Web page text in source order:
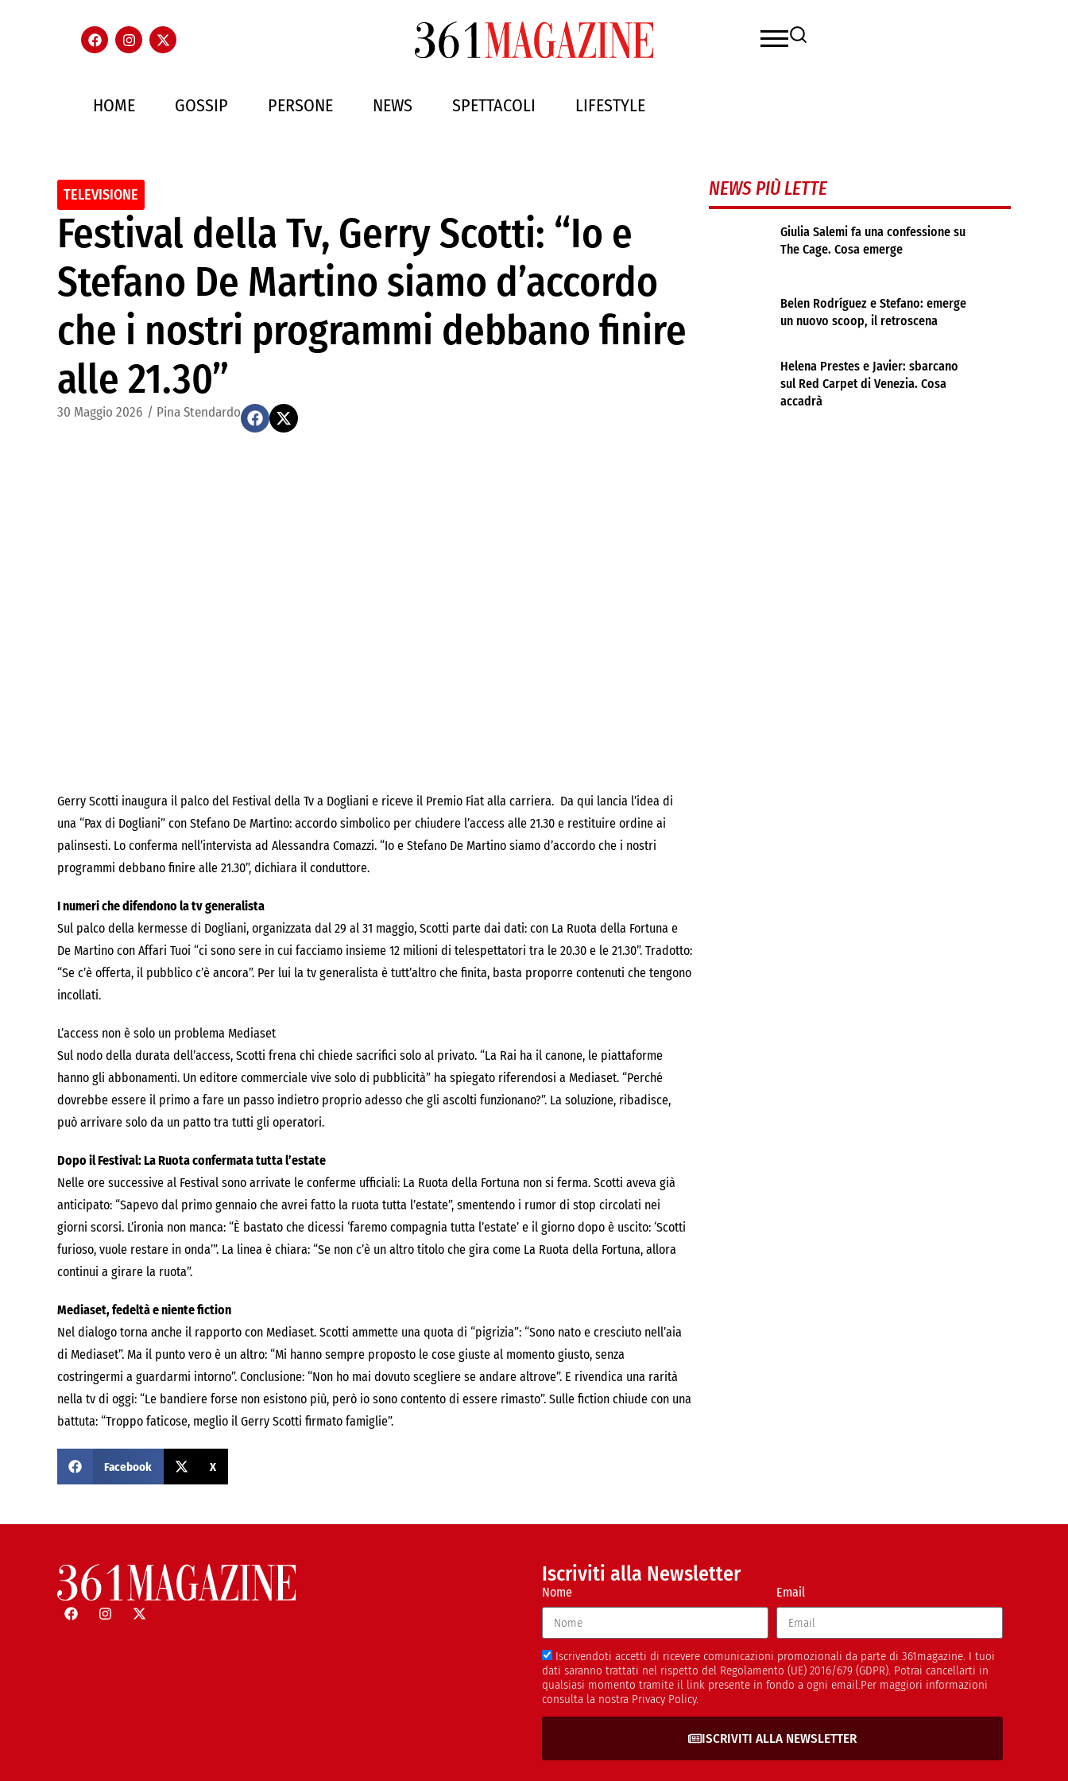
HOME GOSSIP PERSONE NEWS SPETTACOLI LIFESTYLE
TELEVISIONE
Festival della Tv, Gerry Scotti: “Io e
Stefano De Martino siamo d’accordo
che i nostri programmi debbano finire
alle 21.30”
30 Maggio 2026 / Pina Stendardo
Gerry Scotti inaugura il palco del Festival della Tv a Dogliani e riceve il Premio Fiat alla carriera. Da qui lancia l’idea di
una “Pax di Dogliani” con Stefano De Martino: accordo simbolico per chiudere l’access alle 21.30 e restituire ordine ai
palinsesti. Lo conferma nell’intervista ad Alessandra Comazzi. “Io e Stefano De Martino siamo d’accordo che i nostri
programmi debbano finire alle 21.30”, dichiara il conduttore.
I numeri che difendono la tv generalista
Sul palco della kermesse di Dogliani, organizzata dal 29 al 31 maggio, Scotti parte dai dati: con La Ruota della Fortuna e
De Martino con Affari Tuoi “ci sono sere in cui facciamo insieme 12 milioni di telespettatori tra le 20.30 e le 21.30”. Tradotto:
“Se c’è offerta, il pubblico c’è ancora”. Per lui la tv generalista è tutt’altro che finita, basta proporre contenuti che tengono
incollati.
L’access non è solo un problema Mediaset
Sul nodo della durata dell’access, Scotti frena chi chiede sacrifici solo al privato. “La Rai ha il canone, le piattaforme
hanno gli abbonamenti. Un editore commerciale vive solo di pubblicità” ha spiegato riferendosi a Mediaset. “Perché
dovrebbe essere il primo a fare un passo indietro proprio adesso che gli ascolti funzionano?”. La soluzione, ribadisce,
può arrivare solo da un patto tra tutti gli operatori.
Dopo il Festival: La Ruota confermata tutta l’estate
Nelle ore successive al Festival sono arrivate le conferme ufficiali: La Ruota della Fortuna non si ferma. Scotti aveva già
anticipato: “Sapevo dal primo gennaio che avrei fatto la ruota tutta l’estate”, smentendo i rumor di stop circolati nei
giorni scorsi. L’ironia non manca: “È bastato che dicessi ‘faremo compagnia tutta l’estate’ e il giorno dopo è uscito: ‘Scotti
furioso, vuole restare in onda’”. La linea è chiara: “Se non c’è un altro titolo che gira come La Ruota della Fortuna, allora
continui a girare la ruota”.
Mediaset, fedeltà e niente fiction
Nel dialogo torna anche il rapporto con Mediaset. Scotti ammette una quota di “pigrizia”: “Sono nato e cresciuto nell’aia
di Mediaset”. Ma il punto vero è un altro: “Mi hanno sempre proposto le cose giuste al momento giusto, senza
costringermi a guardarmi intorno”. Conclusione: “Non ho mai dovuto scegliere se andare altrove”. E rivendica una rarità
nella tv di oggi: “Le bandiere forse non esistono più, però io sono contento di essere rimasto”. Sulle fiction chiude con una
battuta: “Troppo faticose, meglio il Gerry Scotti firmato famiglie”.
Facebook X
NEWS PIÙ LETTE
Giulia Salemi fa una confessione su
The Cage. Cosa emerge
Belen Rodríguez e Stefano: emerge
un nuovo scoop, il retroscena
Helena Prestes e Javier: sbarcano
sul Red Carpet di Venezia. Cosa
accadrà
Iscriviti alla Newsletter
Nome Email
Iscrivendoti accetti di ricevere comunicazioni promozionali da parte di 361magazine. I tuoi
dati saranno trattati nel rispetto del Regolamento (UE) 2016/679 (GDPR). Potrai cancellarti in
qualsiasi momento tramite il link presente in fondo a ogni email.Per maggiori informazioni
consulta la nostra Privacy Policy.
ISCRIVITI ALLA NEWSLETTER